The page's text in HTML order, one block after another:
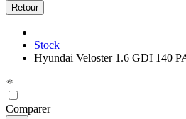
Retour
Stock
Hyundai Veloster 1.6 GDI 140
Comparer